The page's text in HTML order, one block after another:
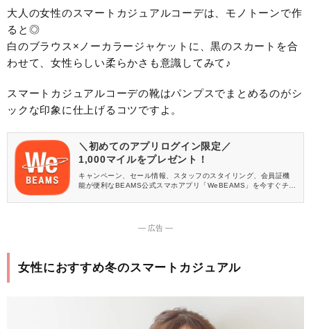
大人の女性のスマートカジュアルコーデは、モノトーンで作
ると◎
白のブラウス×ノーカラージャケットに、黒のスカートを合
わせて、女性らしい柔らかさも意識してみて♪
スマートカジュアルコーデの靴はパンプスでまとめるのがシ
ックな印象に仕上げるコツですよ。
＼初めてのアプリログイン限定／
1,000マイルをプレゼント！
キャンペーン、セール情報、スタッフのスタイリング、会員証機
能が便利なBEAMS公式スマホアプリ「WeBEAMS」を今すぐチェ
― 広告 ―
女性におすすめ冬のスマートカジュアル